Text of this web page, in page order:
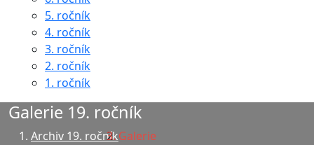
5. ročník
4. ročník
3. ročník
2. ročník
1. ročník
Galerie 19. ročník
Archiv 19. ročníkGalerie